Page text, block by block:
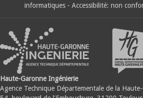
informatiques - Accessibilité: non
Haute-Garonne Ingénierie
Agence Technique Départementale de la